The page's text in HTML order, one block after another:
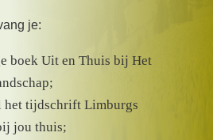
je:
boek Uit en Thuis bij Het
het tijdschrift Limburgs
jou thuis;